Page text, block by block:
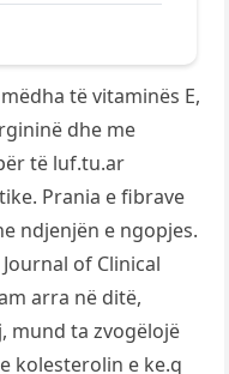
të vitaminës E,
dhe me
të luf.tu.ar
Prania e fibrave
ndjenjën e ngopjes.
of Clinical
arra në ditë,
mund ta zvogëlojë
kolesterolin e ke.q